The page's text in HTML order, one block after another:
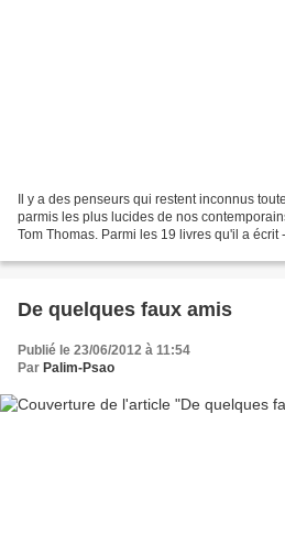
Il y a des penseurs qui restent inconnus
parmis les plus lucides de nos
Tom Thomas. Parmi les 19 livres qu'il a écrit
De quelques faux amis
Publié le 23/06/2012 à 11:54
Par Palim-Psao